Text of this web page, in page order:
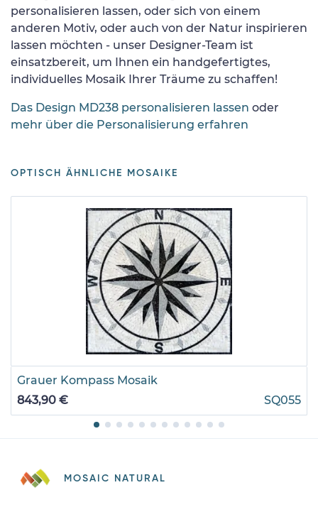
personalisieren lassen, oder sich von einem
anderen Motiv, oder auch von der Natur inspirieren
lassen möchten - unser Designer-Team ist
einsatzbereit, um Ihnen ein handgefertigtes,
individuelles Mosaik Ihrer Träume zu schaffen!
Das Design MD238 personalisieren lassen oder
mehr über die Personalisierung erfahren
OPTISCH ÄHNLICHE MOSAIKE
Grauer Kompass Mosaik
843,90 €
SQ055
MOSAIC NATURAL